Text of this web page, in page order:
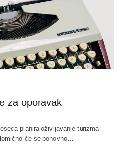
za oporavak
planira oživljavanje turizma
će se ponovno…